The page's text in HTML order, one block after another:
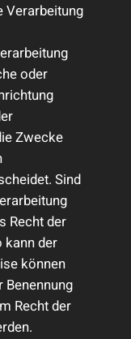
Verarbeitung
oder
Zwecke
Sind
Recht der
kann der
können
Recht der